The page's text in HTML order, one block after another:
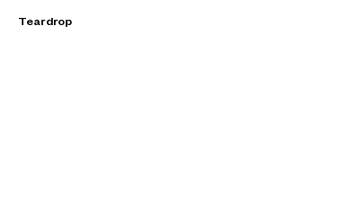
Teardrop